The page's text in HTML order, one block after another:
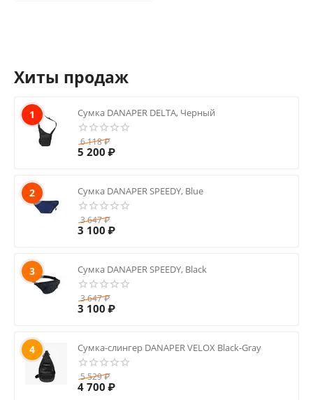
Хиты продаж
1 Сумка DANAPER DELTA, Черный
6 118₽
5 200 ₽
2 Сумка DANAPER SPEEDY, Blue
3 647₽
3 100 ₽
3 Сумка DANAPER SPEEDY, Black
3 647₽
3 100 ₽
4 Сумка-слингер DANAPER VELOX Black-Gray
5 529₽
4 700 ₽